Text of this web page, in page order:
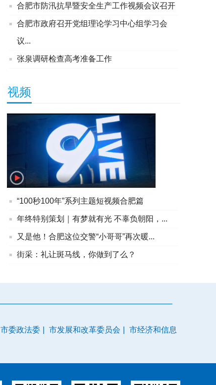
合肥市防汛抗旱暨安全生产工作视频会议召开
合肥市政府召开党组理论学习中心组学习会
议...
张泉调研检查高考准备工作
视频
“100秒100年”系列主题短视频合肥篇
年终特别策划｜有梦就有光 不辜负朝阳，...
又是他！合肥这位交警“小哥哥”再次暖...
街采：礼让斑马线，你做到了么？
市委政法委 市发展和改革委员会
市经济和信息